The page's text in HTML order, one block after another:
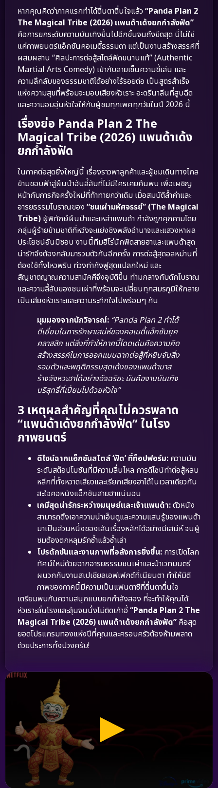
หากคุณคิดว่าภาคแรกทำได้ตื่นตาตื่นใจแล้ว“Panda Plan 2
The Magical Tribe (2026) แพนด้าเด้งยกกำลังฟัด”
คือการยกระดับความบันเทิงขึ้นไปอีกขั้นจนถึงขีดสุด นี่ไม่ใช่
แค่ภาพยนตร์แอ็กชันคอเมดี้ธรรมดา แต่เป็นงานสร้างสรรค์ที่
ผสมผสาน “ศิลปะการต่อสู้สไตล์ฟัดขนานแท้” (Authentic
Martial Arts Comedy) เข้ากับลายเซ็นความขี้เล่น และ
ความลึกลับของธรรมชาติได้อย่างไร้รอยต่อ เป็นสูตรสำเร็จ
แห่งความสุขที่พร้อมจะมอบเสียงหัวเราะ อะดรีนาลีนที่สูบฉีด
และความอบอุ่นหัวใจให้กับผู้ชมทุกเพศทุกวัยในปี 2026 นี้
เรื่องย่อ Panda Plan 2 The
Magical Tribe (2026) แพนด้าเด้ง
ยกกำลังฟัด
ในภาคต่อสุดยิ่งใหญ่นี้ เรื่องราวพาลูกค้าและผู้ชมเดินทางไกล
ข้ามขอบฟ้าสู่ผืนป่าอันลี้ลับที่ไม่มีใครเคยค้นพบ เพื่อเผชิญ
หน้ากับภารกิจครั้งใหม่ที่ท้าทายกว่าเดิม เมื่อสมบัติล้ำค่าและ
อารยธรรมโบราณของ “ชนเผ่ามหัศจรรย์” (The Magical
Tribe) ผู้พิทักษ์ผืนป่าและเหล่าแพนด้า กำลังถูกคุกคามโดย
กลุ่มผู้ร้ายข้ามชาติที่หวังจะแย่งชิงพลังอำนาจและแสวงหาผล
ประโยชน์อันมิชอบ งานนี้ทีมฮีโร่นักฟัดสายฮาและแพนด้าสุด
น่ารักจึงต้องกลับมารวมตัวกันอีกครั้ง การต่อสู้สุดอลหม่านที่
ต้องใช้ทั้งไหวพริบ ท่วงท่ากังฟูสุดแปลกใหม่ และ
สัญชาตญาณความสามัคคีจึงอุบัติขึ้น ท่ามกลางกับดักโบราณ
และความลี้ลับของชนเผ่าที่พร้อมจะเปลี่ยนทุกสมรภูมิให้กลาย
เป็นเสียงหัวเราะและความระทึกใจไปพร้อมๆ กัน
มุมมองจากนักวิจารณ์: “Panda Plan 2 ทำได้
ดีเยี่ยมในการรักษาเสน่ห์ของคอเมดี้แอ็กชันยุค
คลาสสิก แต่สิ่งที่ทำให้ภาคนี้โดดเด่นคือความคิด
สร้างสรรค์ในการออกแบบฉากต่อสู้ที่หยิบจับสิ่ง
รอบตัวและพฤติกรรมสุดเด้งของแพนด้ามาส
ร้างจังหวะฮาได้อย่างอัจฉริยะ มันคืองานบันเทิง
บริสุทธิ์ที่เปี่ยมไปด้วยหัวใจ”
3 เหตุผลสำคัญที่คุณไม่ควรพลาด
“แพนด้าเด้งยกกำลังฟัด” ในโรง
ภาพยนตร์
ดีไซน์ฉากแอ็กชันสไตล์ ‘ฟัด’ ที่ท็อปฟอร์ม: ความมัน
ระดับสต็อปโมชันที่มีความลื่นไหล การดีไซน์ท่าต่อสู้หลบ
หลีกที่ทั้งหวาดเสียวและเรียกเสียงฮาได้ในเวลาเดียวกัน
สะใจคอหนังแอ็กชันสายฮาแน่นอน
เคมีสุดน่ารักระหว่างมนุษย์และเจ้าแพนด้า:ตัวหนัง
สามารถดึงเอาความน่าเอ็นดูและความแสนรู้ของแพนด้า
มาเป็นส่วนหนึ่งของเส้นเรื่องหลักได้อย่างมีเสน่ห์ จนผู้
ชมต้องตกหลุมรักซ้ำแล้วซ้ำเล่า
โปรดักชันและงานภาพที่อลังการยิ่งขึ้น: การเปิดโลก
ทัศน์ใหม่ด้วยฉากอารยธรรมชนเผ่าและป่าเวทมนตร์
ผนวกกับงานสเปเชียลเอฟเฟกต์ที่เนียนตา ทำให้มิติ
ภาพของภาคนี้มีความเป็นแฟนตาซีที่ตื่นตาตื่นใจ
เตรียมพบกับความสนุกแบบยกกำลังสอง ที่จะทำให้คุณได้
หัวเราะลั่นโรงและลุ้นจนนั่งไม่ติดเก้าอี้“Panda Plan 2 The
Magical Tribe (2026) แพนด้าเด้งยกกำลังฟัด” คือสุด
ยอดโปรแกรมทองแห่งปีที่คุณและครอบครัวต้องห้ามพลาด
ด้วยประการทั้งปวงครับ!